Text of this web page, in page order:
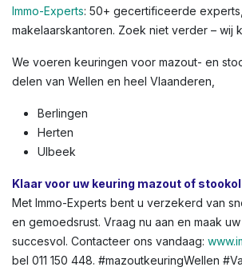
Immo-Experts: 50+ gecertificeerde
makelaarskantoren. Zoek niet verder – wij
We voeren keuringen voor mazout- en
delen van Wellen en heel Vlaanderen,
Berlingen
Herten
Ulbeek
Klaar voor uw keuring mazout of
Met Immo-Experts bent u verzekerd van
en gemoedsrust. Vraag nu aan en maak
succesvol. Contacteer ons vandaag:
bel 011 150 448. #mazoutkeuringWellen